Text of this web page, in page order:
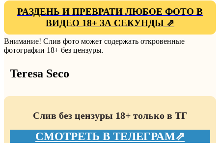
РАЗДЕНЬ И ПРЕВРАТИ ЛЮБОЕ ФОТО В
ВИДЕО 18+ ЗА СЕКУНДЫ ⇗
Внимание! Слив фото может содержать откровенные
фотографии 18+ без цензуры.
Teresa Seco
Слив без цензуры 18+ только в ТГ
СМОТРЕТЬ В ТЕЛЕГРАМ⇗